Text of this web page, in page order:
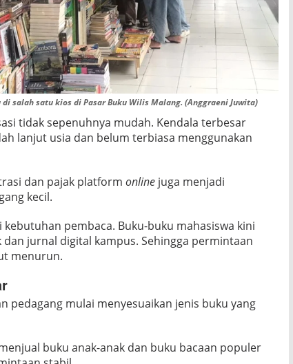
salah satu kios di Pasar Buku Wilis Malang. (Anggraeni Juwita)
tidak sepenuhnya mudah. Kendala terbesar
lanjut usia dan belum terbiasa menggunakan
dan pajak platform onlinejuga menjadi
kecil.
pembaca. Buku-buku mahasiswa kini
jurnal digital kampus. Sehingga permintaan
menurun.
pedagang mulai menyesuaikan jenis buku yang
buku anak-anak dan buku bacaan populer